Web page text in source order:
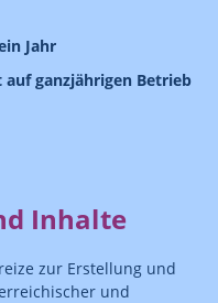
Jahr
ganzjährigen Betrieb
Inhalte
zur Erstellung und
und